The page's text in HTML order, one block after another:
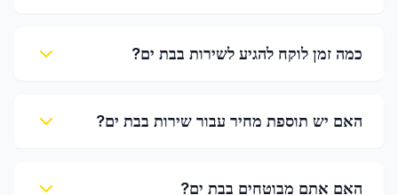
כמה זמן לוקח להגיע לשירות בבת ים?
האם יש תוספת מחיר עבור שירות בבת ים?
האם אתם מבוטחים בבת ים?